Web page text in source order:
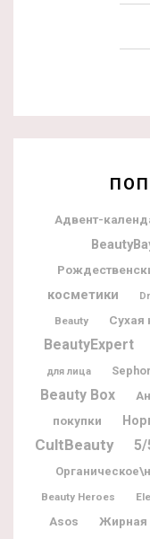
Адвент-
косметики
Beauty
Сухая
BeautyExpert
для лица
Beauty Box
покупки
CultBeauty 5/
Beauty Heroes
Asos Жирная